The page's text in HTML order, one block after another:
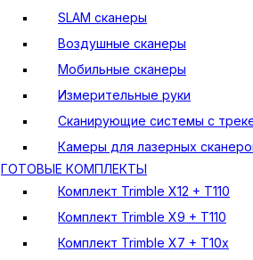
SLAM сканеры
Воздушные сканеры
Мобильные сканеры
Измерительные руки
Сканирующие системы с
Камеры для лазерных
ГОТОВЫЕ КОМПЛЕКТЫ
Комплект Trimble X12 + T110
Комплект Trimble X9 + T110
Комплект Trimble X7 + T10x